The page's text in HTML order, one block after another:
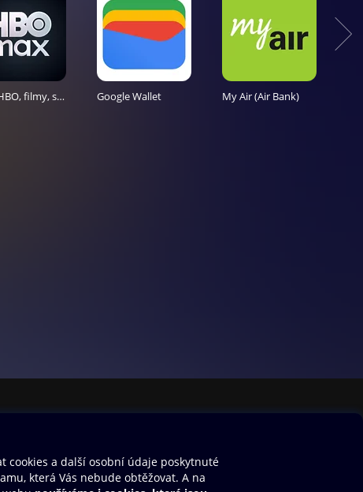
Max: HBO, filmy, sport a TV Google Wallet My Air (Air Bank)